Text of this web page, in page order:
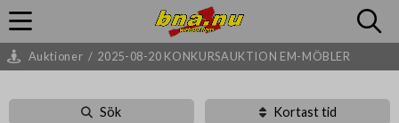
Auktioner / 2025-08-20 KONKURSAUKTION EM-MÖBLER
Sök Kortast tid